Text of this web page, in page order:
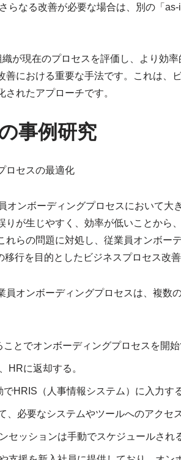
らなる改善が必要な場合は、別の「
が現在のプロセスを評価し、より効
善における重要な手法です。これは、
れたアプローチです。
事例研究
ロセスの最適化
オンボーディングプロセスにおいて大
りが生じやすく、効率が低いことから
れらの問題に対処し、従業員オンボー
行を目的としたビジネスプロセス改
員オンボーディングプロセスは、複数
とでオンボーディングプロセスを開始
HRに返却する。
HRIS（人事情報システム）に入力する
、必要なシステムやツールへのアクセ
セッションは手動でスケジュールされ